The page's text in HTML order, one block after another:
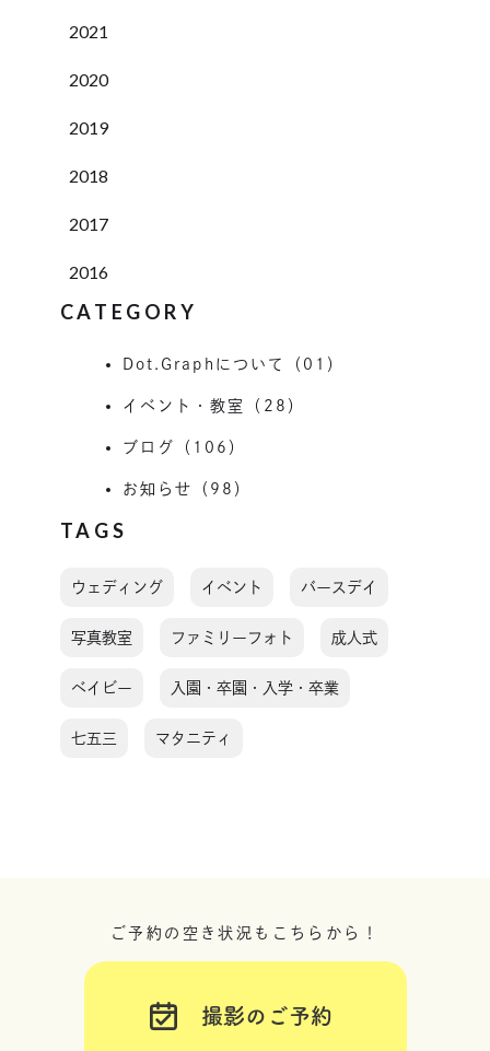
2021
2020
2019
2018
2017
2016
CATEGORY
Dot.Graphについて（01）
イベント・教室（28）
ブログ（106）
お知らせ（98）
TAGS
ウェディング イベント バースデイ
写真教室 ファミリーフォト 成人式
ベイビー 入園・卒園・入学・卒業
七五三 マタニティ
ご予約の空き状況もこちらから！
撮影のご予約